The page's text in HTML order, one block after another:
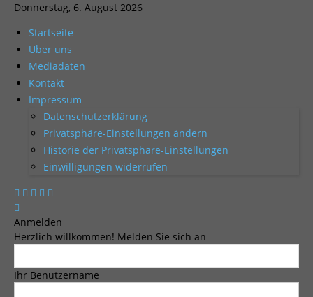
Donnerstag, 6. August 2026
Startseite
Über uns
Mediadaten
Kontakt
Impressum
Datenschutzerklärung
Privatsphäre-Einstellungen ändern
Historie der Privatsphäre-Einstellungen
Einwilligungen widerrufen
Anmelden
Herzlich willkommen! Melden Sie sich an
Ihr Benutzername